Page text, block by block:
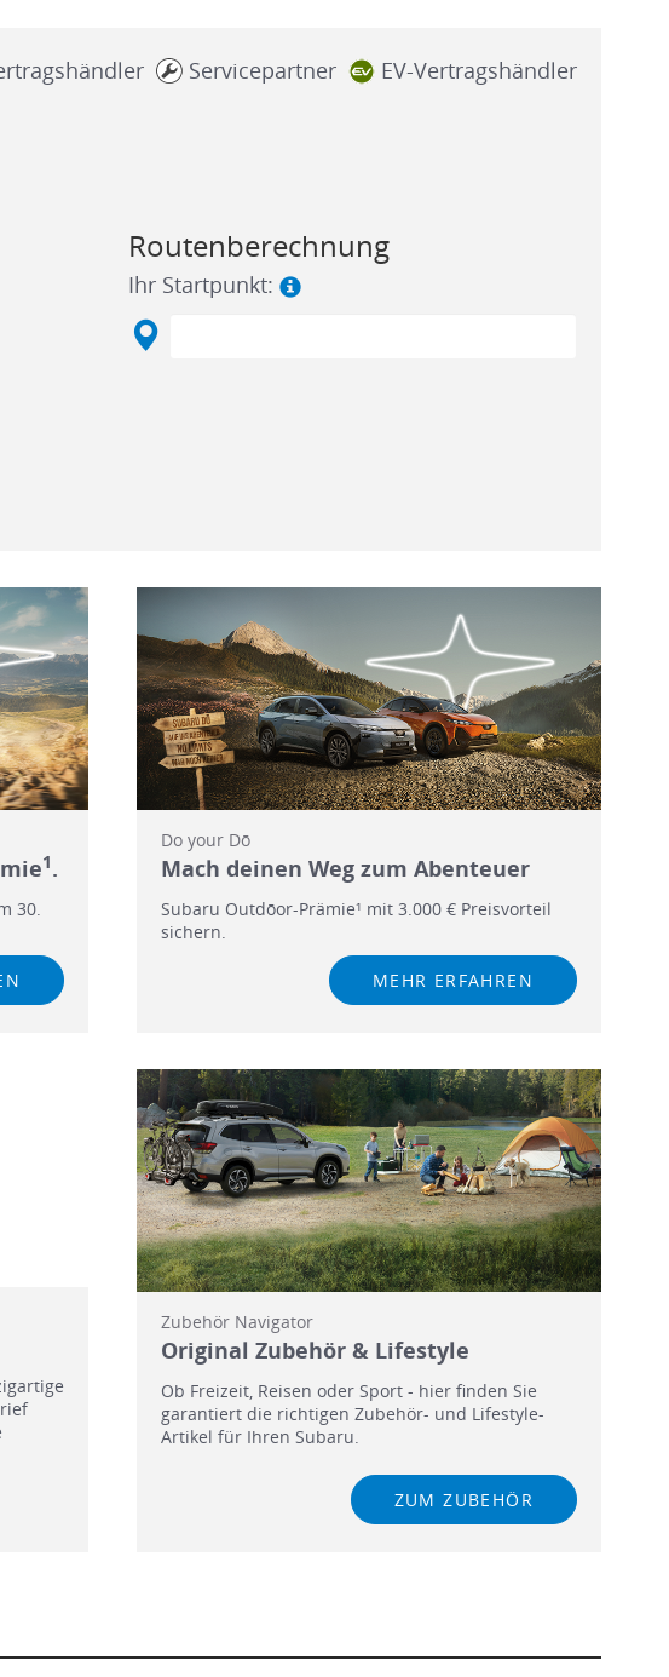
Servicepartner EV-Vertragshändler
Routenberechnung
Ihr Startpunkt:
1.
30.
Do your Dō
Mach deinen Weg zum Abenteuer
Subaru Outdōor-Prämie¹ mit 3.000 € Preisvorteil
sichern.
MEHR ERFAHREN
Zubehör Navigator
Original Zubehör & Lifestyle
Ob Freizeit, Reisen oder Sport - hier finden Sie
garantiert die richtigen Zubehör- und Lifestyle-
Artikel für Ihren Subaru.
ZUM ZUBEHÖR